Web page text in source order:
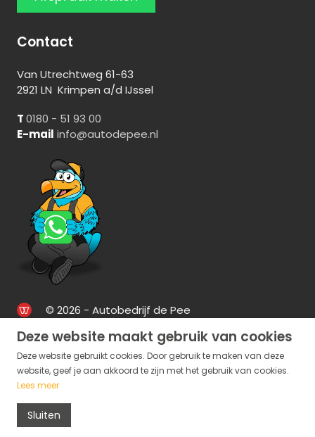
Contact
Van Utrechtweg 61-63
2921 LN Krimpen a/d IJssel
T0180 - 51 93 00
E-mail info@autodepee.nl
© 2026 - Autobedrijf de Pee
Deze website maakt gebruik van cookies
Deze website gebruikt cookies. Door gebruik te maken van deze
website, geef je aan akkoord te zijn met het gebruik van cookies.
Lees meer
Sluiten